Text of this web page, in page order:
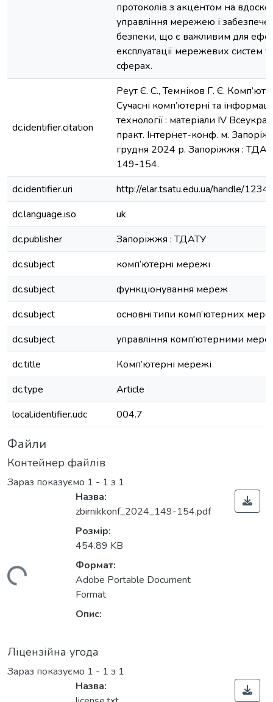
протоколів з акцентом на
управління мережею і
безпеки, що є важливим для
експлуатації мережевих систем у
сферах.
dc.identifier.citation
Реут Є. С., Темніков Г. Є.
Сучасні комп’ютерні та
технології : матеріали ІV
практ. Інтернет-конф. м.
грудня 2024 р. Запоріжжя :
149-154.
dc.identifier.uri
http://elar.tsatu.edu.ua/handle/
dc.language.iso
uk
dc.publisher
Запоріжжя : ТДАТУ
dc.subject
комп’ютерні мережі
dc.subject
функціонування мереж
dc.subject
основнi типи комп’ютерних
dc.subject
управління комп'ютерними
dc.title
Комп’ютерні мережі
dc.type
Article
local.identifier.udc
004.7
Файли
Контейнер файлів
Зараз показуємо 1 - 1 з 1
Назва:
zbirnikkonf_2024_149-154.pdf
Розмір:
454.89 KB
Формат:
Adobe Portable Document
Format
Опис:
Ліцензійна угода
Зараз показуємо 1 - 1 з 1
Назва: